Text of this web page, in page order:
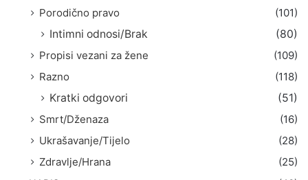
Porodično pravo
(101)
Intimni odnosi/Brak
(80)
Propisi vezani za žene
(109)
Razno
(118)
Kratki odgovori
(51)
Smrt/Dženaza
(16)
Ukrašavanje/Tijelo
(28)
Zdravlje/Hrana
(25)